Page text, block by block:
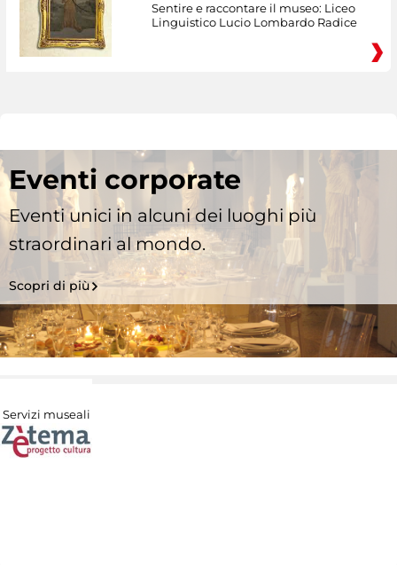
Sentire e raccontare il museo: Liceo
Linguistico Lucio Lombardo Radice
Eventi corporate
Eventi unici in alcuni dei luoghi più
straordinari al mondo.
Scopri di più
Servizi museali